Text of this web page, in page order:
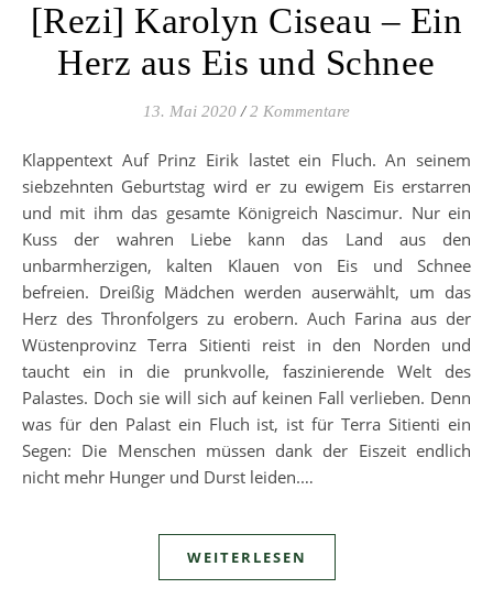
[Rezi] Karolyn Ciseau – Ein
Herz aus Eis und Schnee
13. Mai 2020 / 2 Kommentare
Klappentext Auf Prinz Eirik lastet ein Fluch. An seinem
siebzehnten Geburtstag wird er zu ewigem Eis erstarren
und mit ihm das gesamte Königreich Nascimur. Nur ein
Kuss der wahren Liebe kann das Land aus den
unbarmherzigen, kalten Klauen von Eis und Schnee
befreien. Dreißig Mädchen werden auserwählt, um das
Herz des Thronfolgers zu erobern. Auch Farina aus der
Wüstenprovinz Terra Sitienti reist in den Norden und
taucht ein in die prunkvolle, faszinierende Welt des
Palastes. Doch sie will sich auf keinen Fall verlieben. Denn
was für den Palast ein Fluch ist, ist für Terra Sitienti ein
Segen: Die Menschen müssen dank der Eiszeit endlich
nicht mehr Hunger und Durst leiden.…
WEITERLESEN